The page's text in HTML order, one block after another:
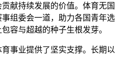
献持续发展的价值。体育无国
组委会一道，助力各国青年选
容与超越的种子生根发芽。
事业提供了坚实支撑。长期以